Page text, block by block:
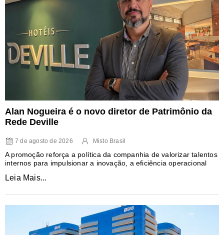
Alan Nogueira é o novo diretor de Patrimônio da
Rede Deville
7 de agosto de 2026 Misto Brasil
A promoção reforça a política da companhia de valorizar talentos
internos para impulsionar a inovação, a eficiência operacional
Leia Mais...